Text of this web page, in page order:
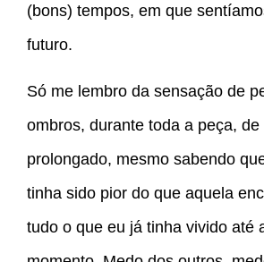
(bons) tempos, em que
futuro.
Só me lembro da sensação de
ombros, durante toda a peça,
prolongado, mesmo sabendo
tinha sido pior do que aquela
tudo o que eu já tinha vivido até